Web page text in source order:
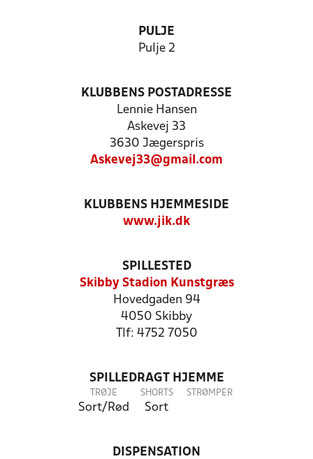
PULJE
Pulje 2
KLUBBENS POSTADRESSE
Lennie Hansen
Askevej 33
3630 Jægerspris
Askevej33@gmail.com
KLUBBENS HJEMMESIDE
www.jik.dk
SPILLESTED
Skibby Stadion Kunstgræs
Hovedgaden 94
4050 Skibby
Tlf: 4752 7050
SPILLEDRAGT HJEMME
TRØJE
Sort/Rød
SHORTS
Sort
STRØMPER
DISPENSATION